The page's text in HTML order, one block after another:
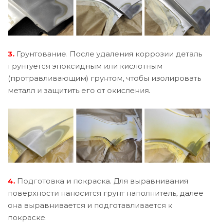
3. Грунтование. После удаления коррозии деталь
грунтуется эпоксидным или кислотным
(протравливающим) грунтом, чтобы изолировать
металл и защитить его от окисления.
4. Подготовка и покраска. Для выравнивания
поверхности наносится грунт наполнитель, далее
она выравнивается и подготавливается к
покраске.